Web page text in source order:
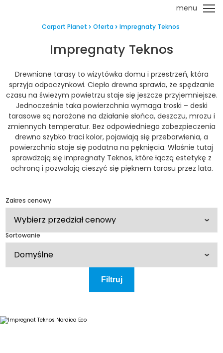
menu
Carport Planet Oferta Impregnaty Teknos
Impregnaty Teknos
Drewniane tarasy to wizytówka domu i przestrzeń, która
sprzyja odpoczynkowi. Ciepło drewna sprawia, że spędzanie
czasu na świeżym powietrzu staje się jeszcze przyjemniejsze.
Jednocześnie taka powierzchnia wymaga troski – deski
tarasowe są narażone na działanie słońca, deszczu, mrozu i
zmiennych temperatur. Bez odpowiedniego zabezpieczenia
drewno szybko traci kolor, pojawiają się przebarwienia, a
powierzchnia staje się podatna na pęknięcia. Właśnie tutaj
sprawdzają się impregnaty Teknos, które łączą estetykę z
ochroną i pozwalają cieszyć się pięknem tarasu przez lata.
Zakres cenowy
Sortowanie
Filtruj